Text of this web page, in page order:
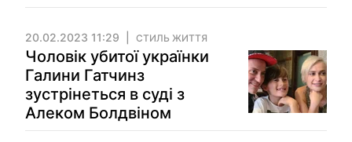
20.02.2023 11:29 СТИЛЬ ЖИТТЯ
Чоловік убитої українки
Галини Гатчинз
зустрінеться в суді з
Алеком Болдвіном